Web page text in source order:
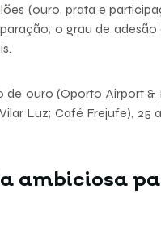
(ouro, prata e
o grau de
ouro (Oporto Airport &
Luz; Café Frejufe), 25
ambiciosa